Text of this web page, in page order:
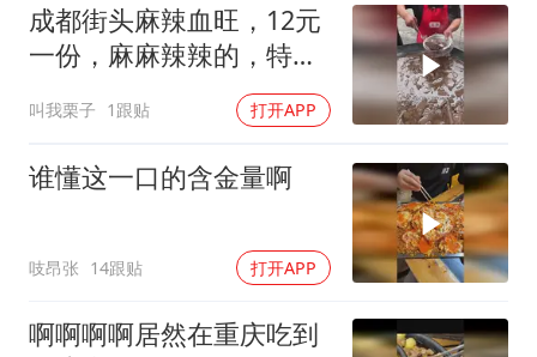
成都街头麻辣血旺，12元
一份，麻麻辣辣的，特别
叫我栗子 1跟贴 打开APP
谁懂这一口的含金量啊
吱昂张 14跟贴 打开APP
啊啊啊啊居然在重庆吃到